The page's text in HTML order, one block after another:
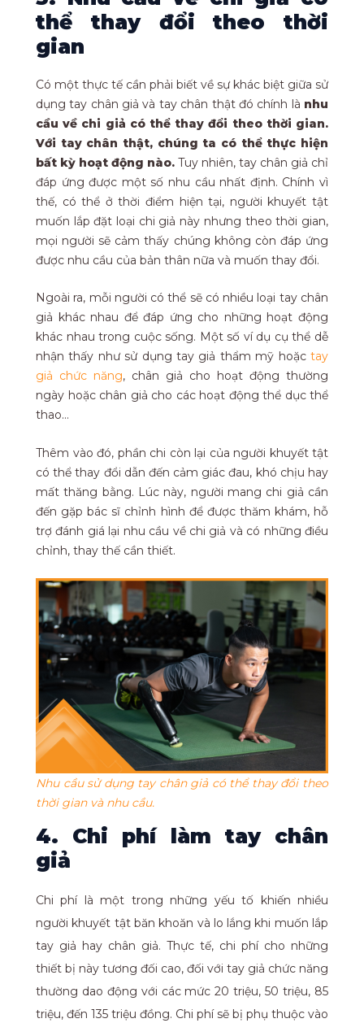
thể thay đổi theo thời
gian
Có một thực tế cần phải biết về sự khác biệt giữa sử
dụng tay chân giả và tay chân thật đó chính là nhu
cầu về chi giả có thể thay đổi theo thời gian.
Với tay chân thật, chúng ta có thể thực hiện
bất kỳ hoạt động nào. Tuy nhiên, tay chân giả chỉ
đáp ứng được một số nhu cầu nhất định. Chính vì
thế, có thể ở thời điểm hiện tại, người khuyết tật
muốn lắp đặt loại chi giả này nhưng theo thời gian,
mọi người sẽ cảm thấy chúng không còn đáp ứng
được nhu cầu của bản thân nữa và muốn thay đổi.
Ngoài ra, mỗi người có thể sẽ có nhiều loại tay chân
giả khác nhau để đáp ứng cho những hoạt động
khác nhau trong cuộc sống. Một số ví dụ cụ thể dễ
nhận thấy như sử dụng tay giả thẩm mỹ hoặc tay
giả chức năng, chân giả cho hoạt động thường
ngày hoặc chân giả cho các hoạt động thể dục thể
thao…
Thêm vào đó, phần chi còn lại của người khuyết tật
có thể thay đổi dẫn đến cảm giác đau, khó chịu hay
mất thăng bằng. Lúc này, người mang chi giả cần
đến gặp bác sĩ chỉnh hình để được thăm khám, hỗ
trợ đánh giá lại nhu cầu về chi giả và có những điều
chỉnh, thay thế cần thiết.
Nhu cầu sử dụng tay chân giả có thể thay đổi theo
thời gian và nhu cầu.
4. Chi phí làm tay chân
giả
Chi phí là một trong những yếu tố khiến nhiều
người khuyết tật băn khoăn và lo lắng khi muốn lắp
tay giả hay chân giả. Thực tế, chi phí cho những
thiết bị này tương đối cao, đối với tay giả chức năng
thường dao động với các mức 20 triệu, 50 triệu, 85
triệu, đến 135 triệu đồng. Chi phí sẽ bị phụ thuộc vào